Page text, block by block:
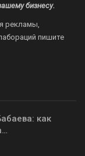
бизнесу.
рекламы,
пишите
как